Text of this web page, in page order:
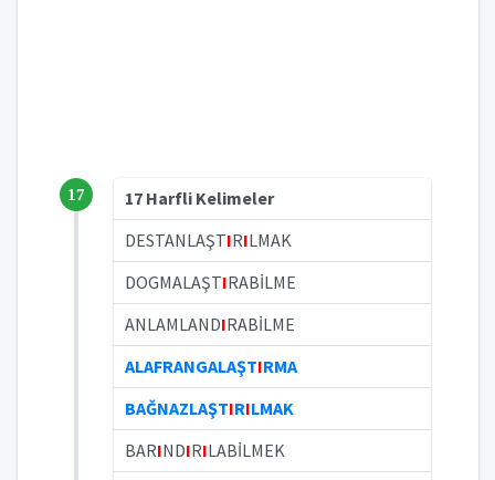
17
17 Harfli Kelimeler
DESTANLAŞTIRILMAK
DOGMALAŞTIRABİLME
ANLAMLANDIRABİLME
ALAFRANGALAŞTIRMA
BAĞNAZLAŞTIRILMAK
BARINDIRILABİLMEK